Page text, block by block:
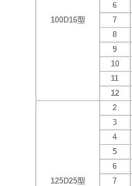
100D16型
6
7
8
9
10
11
12
125D25型
2
3
4
5
6
7